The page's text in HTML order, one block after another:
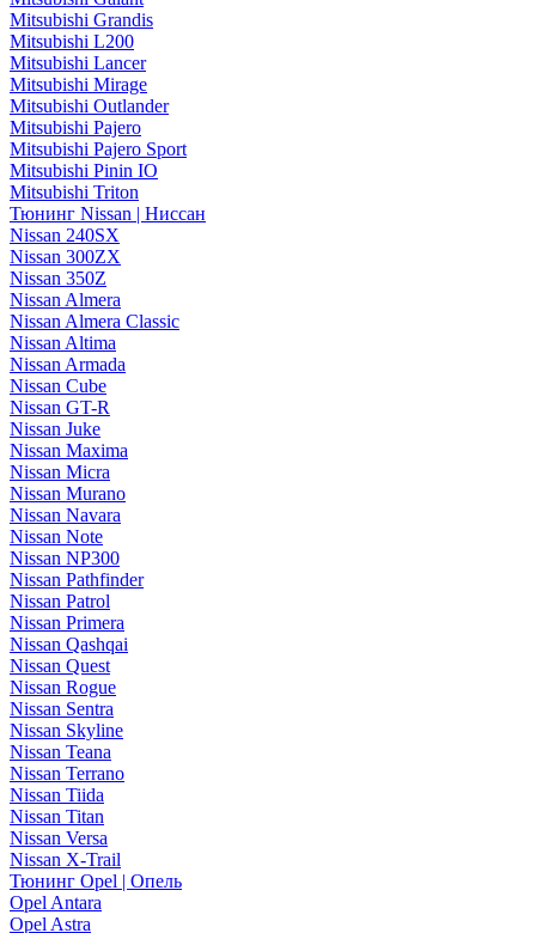
Mitsubishi Grandis
Mitsubishi L200
Mitsubishi Lancer
Mitsubishi Mirage
Mitsubishi Outlander
Mitsubishi Pajero
Mitsubishi Pajero Sport
Mitsubishi Pinin IO
Mitsubishi Triton
Тюнинг Nissan | Ниссан
Nissan 240SX
Nissan 300ZX
Nissan 350Z
Nissan Almera
Nissan Almera Classic
Nissan Altima
Nissan Armada
Nissan Cube
Nissan GT-R
Nissan Juke
Nissan Maxima
Nissan Micra
Nissan Murano
Nissan Navara
Nissan Note
Nissan NP300
Nissan Pathfinder
Nissan Patrol
Nissan Primera
Nissan Qashqai
Nissan Quest
Nissan Rogue
Nissan Sentra
Nissan Skyline
Nissan Teana
Nissan Terrano
Nissan Tiida
Nissan Titan
Nissan Versa
Nissan X-Trail
Тюнинг Opel | Опель
Opel Antara
Opel Astra